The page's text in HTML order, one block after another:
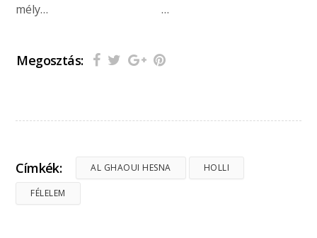
mély…
…
Megosztás:
Címkék: AL GHAOUI HESNA HOLLI
FÉLELEM